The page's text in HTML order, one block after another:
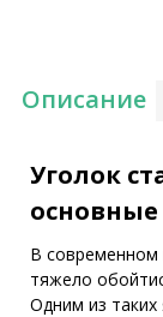
Описание
Уголок
В современном
тяжело
Одним из таких